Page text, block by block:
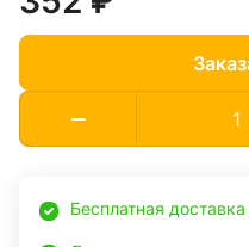
Бесплатная